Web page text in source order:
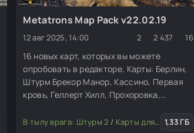
Metatrons Map Pack v22.02.19
12 авг 2025, 14:00 2 2 437 16
16 новых карт, которых вы можете
опробовать в редакторе. Карты: Берлин,
Штурм Брекор Манор, Кассино, Первая
кровь, Геллерт Хилл, Прохоровка,
Советский городок, Волховский фронт и
В тылу врага: Штурм 2 / Карты для редактора 1,33 ГБ